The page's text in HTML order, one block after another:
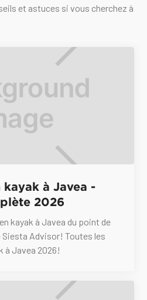
et astuces si vous cherchez à
kayak à Javea -
2026
kayak à Javea du point de
Siesta Advisor! Toutes les
à Javea 2026!